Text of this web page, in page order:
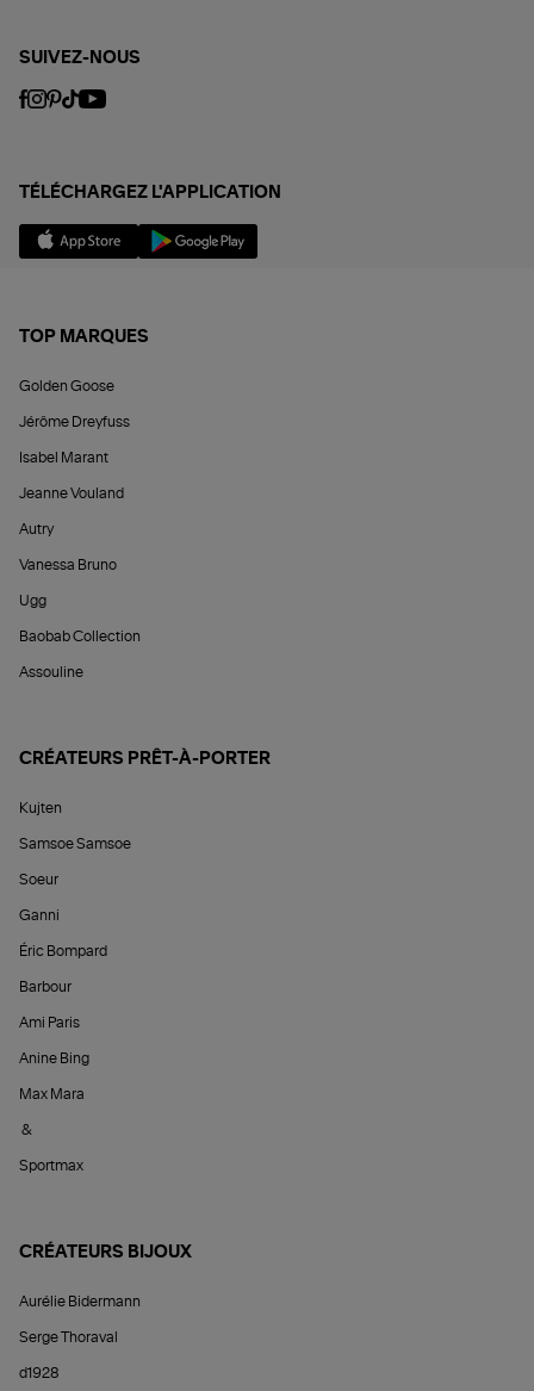
SUIVEZ-NOUS
TÉLÉCHARGEZ L'APPLICATION
TOP MARQUES
Golden Goose
Jérôme Dreyfuss
Isabel Marant
Jeanne Vouland
Autry
Vanessa Bruno
Ugg
Baobab Collection
Assouline
CRÉATEURS PRÊT-À-PORTER
Kujten
Samsoe Samsoe
Soeur
Ganni
Éric Bompard
Barbour
Ami Paris
Anine Bing
Max Mara
&
Sportmax
CRÉATEURS BIJOUX
Aurélie Bidermann
Serge Thoraval
d1928